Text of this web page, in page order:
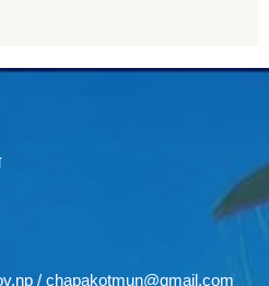
/ chapakotmun@gmail.com